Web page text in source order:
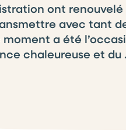
ont
avec tant
a été
chaleureuse et du